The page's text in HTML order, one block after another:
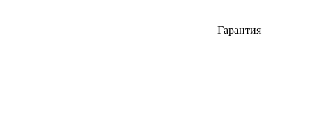
Гарантия